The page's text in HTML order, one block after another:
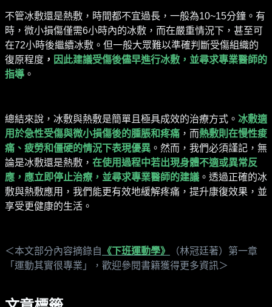
不管冰敷還是熱敷，時間都不宜過長，一般為10~15分鐘。有
時，微小損傷僅需6小時內的冰敷，而在嚴重情況下，甚至可
在72小時後繼續冰敷。但一般大眾難以準確判斷受傷組織的
復原程度 ， 因此建議受傷後儘早進行冰敷，並尋求專業醫師的
指導 。
總結來說，冰敷與熱敷是簡單且極具成效的治療方式。 冰敷適
用於急性受傷與微小損傷後的腫脹和疼痛 ，而熱敷則在慢性痠
痛、疲勞和僵硬的情況下表現優異 。然而，我們必須謹記，無
論是冰敷還是熱敷， 在使用過程中若出現身體不適或異常反
應，應立即停止治療，並尋求專業醫師的建議 。透過正確的冰
敷與熱敷應用，我們能更有效地緩解疼痛，提升康復效果，並
享受更健康的生活。
＜本文部分內容摘錄自 《下班運動學》
（林冠廷著）第一章
「運動其實很專業」，歡迎參閱書籍獲得更多資訊＞